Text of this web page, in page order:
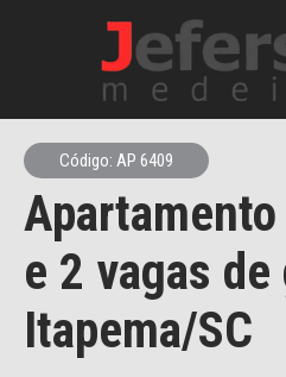
Código: AP 6409
e 2 vagas
Itapema/SC